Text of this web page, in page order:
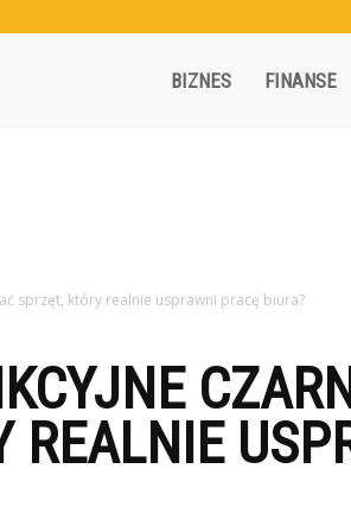
BIZNES FINANSE
sprzęt, który realnie usprawni pracę biura?
REALNIE